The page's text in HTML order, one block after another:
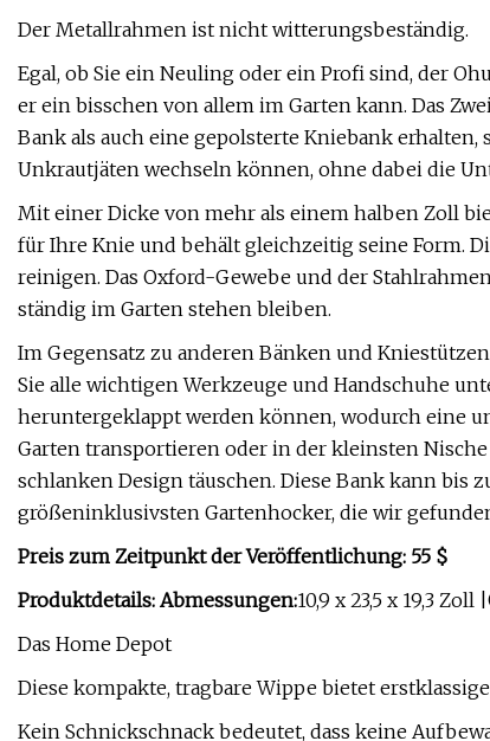
Der Metallrahmen ist nicht witterungsbeständig.
Egal, ob Sie ein Neuling oder ein Profi sind, der
er ein bisschen von allem im Garten kann. Das
Bank als auch eine gepolsterte Kniebank
Unkrautjäten wechseln können, ohne dabei die
Mit einer Dicke von mehr als einem halben Zoll
für Ihre Knie und behält gleichzeitig seine Form.
reinigen. Das Oxford-Gewebe und der
ständig im Garten stehen bleiben.
Im Gegensatz zu anderen Bänken und
Sie alle wichtigen Werkzeuge und Handschuhe
heruntergeklappt werden können, wodurch eine
Garten transportieren oder in der kleinsten
schlanken Design täuschen. Diese Bank kann bis
größeninklusivsten Gartenhocker, die wir
Preis zum Zeitpunkt der Veröffentlichung: 55 $
Produktdetails: Abmessungen:10,9 x 23,5 x 19,3 Zoll |
Das Home Depot
Diese kompakte, tragbare Wippe bietet
Kein Schnickschnack bedeutet, dass keine